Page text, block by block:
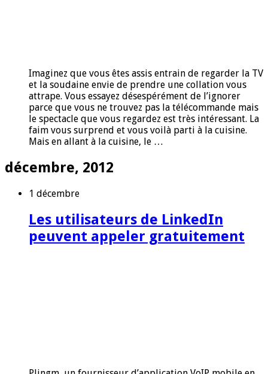
Imaginez que vous êtes assis entrain de regarder la TV
et la soudaine envie de prendre une collation vous
attrape. Vous essayez désespérément de l’ignorer
parce que vous ne trouvez pas la télécommande mais
le spectacle que vous regardez est très intéressant. La
faim vous surprend et vous voilà parti à la cuisine.
Mais en allant à la cuisine, le …
décembre, 2012
1 décembre
Les utilisateurs de LinkedIn
peuvent appeler gratuitement